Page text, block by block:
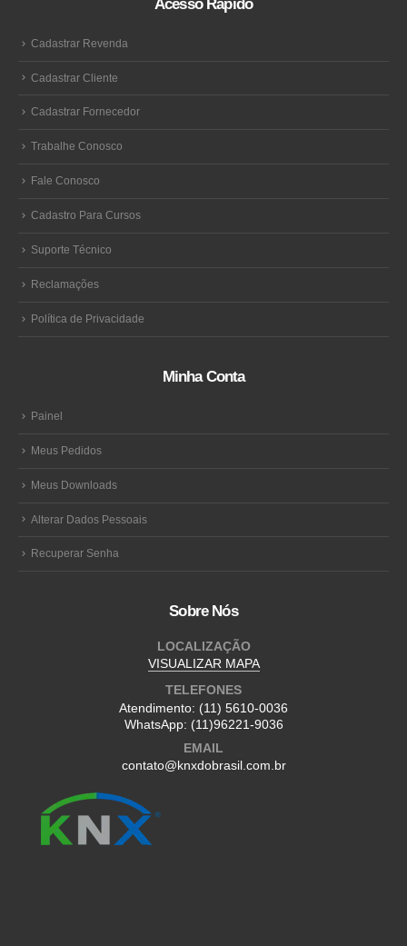
Acesso Rápido
Cadastrar Revenda
Cadastrar Cliente
Cadastrar Fornecedor
Trabalhe Conosco
Fale Conosco
Cadastro Para Cursos
Suporte Técnico
Reclamações
Política de Privacidade
Minha Conta
Painel
Meus Pedidos
Meus Downloads
Alterar Dados Pessoais
Recuperar Senha
Sobre Nós
LOCALIZAÇÃO
VISUALIZAR MAPA
TELEFONES
Atendimento: (11) 5610-0036
WhatsApp: (11)96221-9036
EMAIL
contato@knxdobrasil.com.br